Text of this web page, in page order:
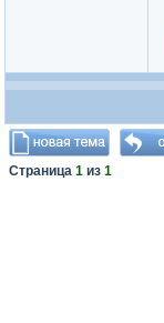
Страница 1 из 1